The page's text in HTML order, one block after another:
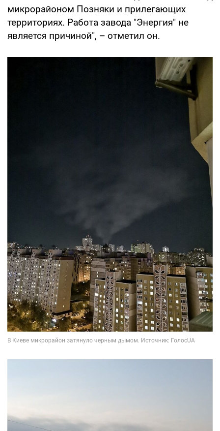
микрорайоном Позняки и прилегающих
территориях. Работа завода "Энергия" не
является причиной", – отметил он.